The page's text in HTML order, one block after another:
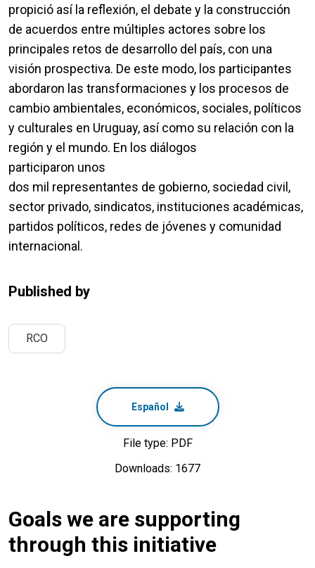
propició así la reflexión, el debate y la construcción
de acuerdos entre múltiples actores sobre los
principales retos de desarrollo del país, con una
visión prospectiva. De este modo, los participantes
abordaron las transformaciones y los procesos de
cambio ambientales, económicos, sociales, políticos
y culturales en Uruguay, así como su relación con la
región y el mundo. En los diálogos
participaron unos
dos mil representantes de gobierno, sociedad civil,
sector privado, sindicatos, instituciones académicas,
partidos políticos, redes de jóvenes y comunidad
internacional.
Published by
RCO
Español
File type: PDF
Downloads: 1677
Goals we are supporting
through this initiative